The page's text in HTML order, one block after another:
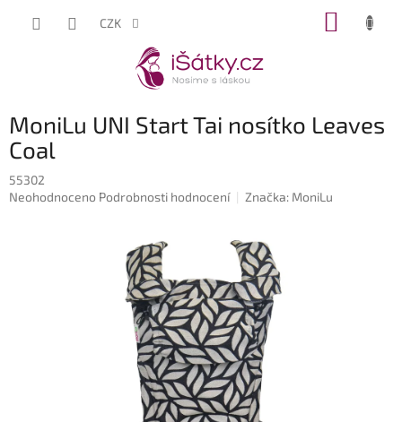
CZK
MoniLu UNI Start Tai nosítko Leaves
Coal
55302
Průměrné
Neohodnoceno Podrobnosti hodnocení Značka: MoniLu